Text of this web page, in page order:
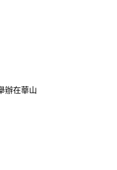
辦在華山